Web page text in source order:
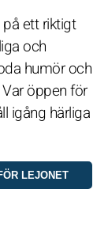
ett riktigt
och
humör och
öppen för
igång härliga